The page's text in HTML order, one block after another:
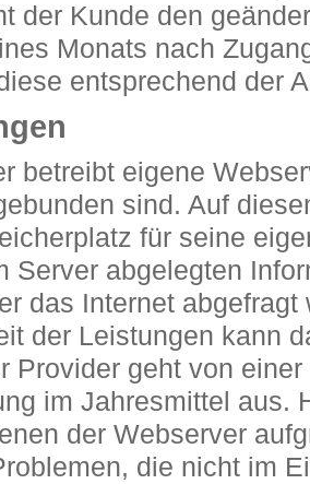
der Kunde den
Monats nach
entsprechend der
betreibt eigene
sind. Auf
für seine
Server abgelegten
das Internet
der Leistungen kann
Provider geht von
im Jahresmittel aus.
der Webserver
die nicht im